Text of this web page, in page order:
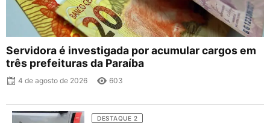
Servidora é investigada por acumular cargos em
três prefeituras da Paraíba
4 de agosto de 2026 603
DESTAQUE 2